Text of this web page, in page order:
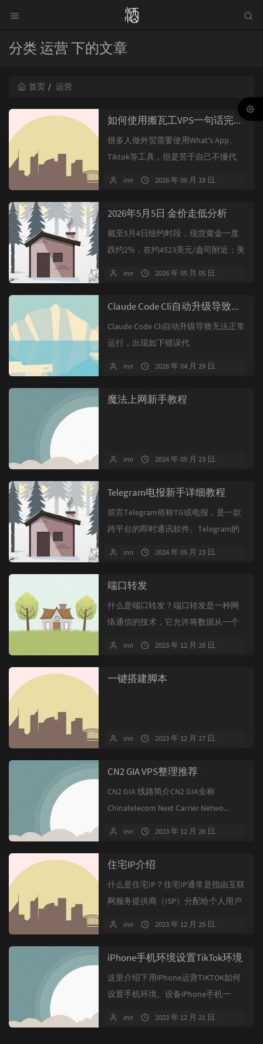
分类 运营 下的文章
首页 运营
如何使用搬瓦工VPS一句话完成代理搭建（AI搭建代理）
很多人做外贸需要使用What's App、
Tiktok等工具，但是苦于自己不懂代
inn 2026 年 06 月 18 日
2026年5月5日 金价走低分析
截至5月4日纽约时段，现货黄金一度
跌约2%，在约4523美元/盎司附近；美
inn 2026 年 05 月 05 日
Claude Code Cli自动升级导致无法正常运行
Claude Code Cli自动升级导致无法正常
运行，出现如下错误代
inn 2026 年 04 月 29 日
魔法上网新手教程
inn 2024 年 05 月 23 日
Telegram电报新手详细教程
前言Telegram俗称TG或电报，是一款
跨平台的即时通讯软件。Telegram的
inn 2024 年 05 月 23 日
端口转发
什么是端口转发？端口转发是一种网
络通信的技术，它允许将数据从一个
inn 2023 年 12 月 28 日
一键搭建脚本
inn 2023 年 12 月 27 日
CN2 GIA VPS整理推荐
CN2 GIA 线路简介CN2 GIA全称
Chinatelecom Next Carrier Netwo...
inn 2023 年 12 月 26 日
住宅IP介绍
什么是住宅IP？住宅IP通常是指由互联
网服务提供商（ISP）分配给个人用户
inn 2023 年 12 月 25 日
iPhone手机环境设置TikTok环境
这里介绍下用iPhone运营TIKTOK如何
设置手机环境。设备iPhone手机一
inn 2023 年 12 月 21 日